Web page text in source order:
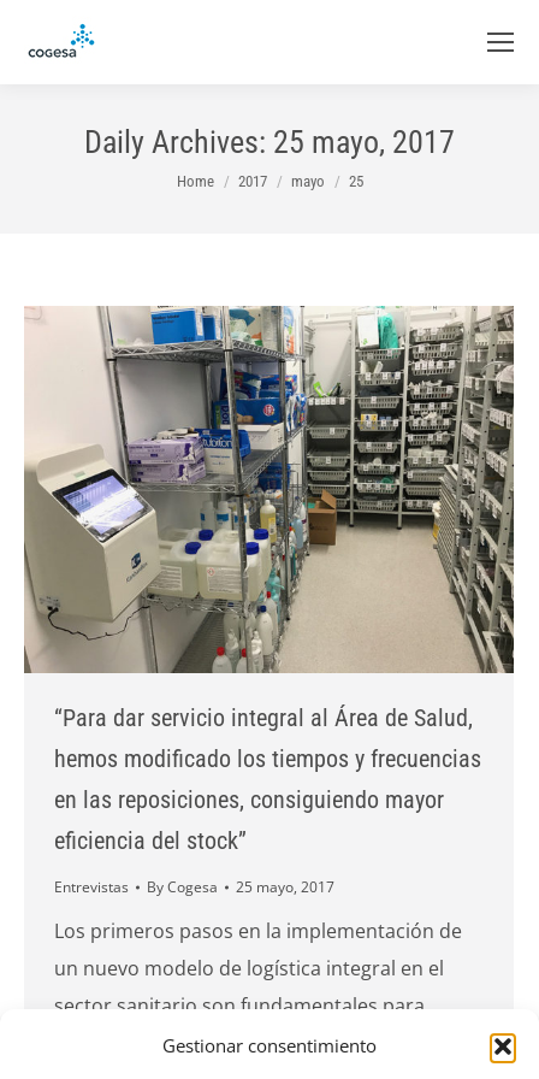
Gestionar consentimiento
Daily Archives: 25 mayo, 2017
You are here:
Home 2017 mayo 25
“Para dar servicio integral al Área de Salud,
hemos modificado los tiempos y frecuencias
en las reposiciones, consiguiendo mayor
eficiencia del stock”
Entrevistas ByCogesa 25 mayo, 2017
Los primeros pasos en la implementación de
un nuevo modelo de logística integral en el
sector sanitario son fundamentales para
asegurar una mejora de la calidad y eficiencia